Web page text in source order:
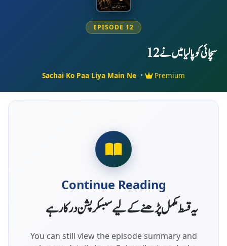
EPISODE 12
سچائی کو پا لیا میں نے 12
Sachai Ko Paa Liya Main Ne • Premium
Continue Reading
یہ قسط مکمل پڑھنے کے لیے سبسکرپشن درکار ہے
You can still view the episode summary and